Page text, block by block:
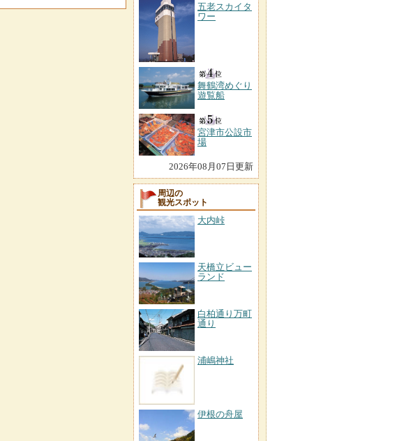
五老スカイタ
ワー
舞鶴湾めぐり
遊覧船
宮津市公設市
場
2026年08月07日更新
周辺の
観光スポット
大内峠
天橋立ビュー
ランド
白柏通り万町
通り
浦嶋神社
伊根の舟屋